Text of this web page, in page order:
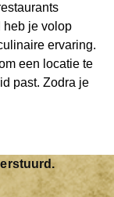
heb je volop
ervaring.
een locatie te
past. Zodra je
en na
staan en kan
keer van